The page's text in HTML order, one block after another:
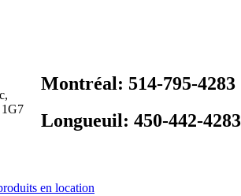
Montréal: 514-795-4283
Longueuil: 450-442-4283
en location